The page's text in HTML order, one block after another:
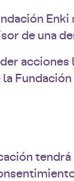
de una